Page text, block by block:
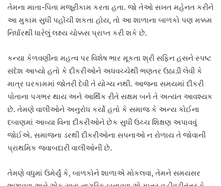
તેમના માતા-પિતા મજૂરીકામ કરતા હતા. જો તેઓ સખત મહેનત કરીને
આ મુકામ સુધી પહોંચી શકતા હોય, તો આ શાળાના બાળકો પણ મક્કમ
નિર્ધારથી ધારેલું લક્ષ્ય ચોક્કસ પ્રાપ્ત કરી શકે છે.
કન્યા કેળવણીના મહત્વ પર વિશેષ ભાર મૂકતા શ્રી સફિન હસને સ્પષ્ટ
સંદેશ આપ્યો હતો કે દીકરીઓને અધવચ્ચેથી ભણતર ઉઠાડી લેવી કે
માત્ર ઘરકામમાં જોતરી દેવી તે યોગ્ય નથી. આજના સમયમાં દીકરી
પોતાના પગભર થાય અને આર્થિક રીતે સક્ષમ બને તે અત્યંત આવશ્યક
છે. તેમણે વાલીઓને અનુરોધ કર્યો હતો કે સમાજ કે અન્ય કોઈના
દબાણમાં આવ્યા વિના દીકરીઓને છેક સુધી ઉચ્ચ શિક્ષણ અપાવવું
જોઈએ. સમાજના ડરથી દીકરીઓના સપનાઓ ન રોળાય તે જોવાની
પ્રાથમિક જવાબદારી વાલીઓની છે.
તેમણે વધુમાં ઉમેર્યું કે, બાળકોને શાળાએ મોકલવા, તેમને સમયસર